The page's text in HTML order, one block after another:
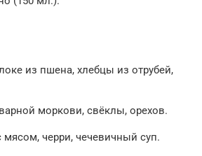
из пшена, хлебцы из отрубей,
моркови, свёклы, орехов.
мясом, черри, чечевичный суп.